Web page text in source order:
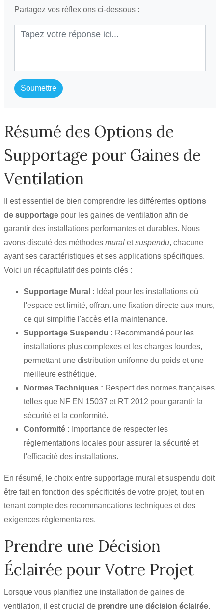
Partagez vos réflexions ci-dessous :
Soumettre
Résumé des Options de
Supportage pour Gaines de
Ventilation
Il est essentiel de bien comprendre les différentes options
de supportage pour les gaines de ventilation afin de
garantir des installations performantes et durables. Nous
avons discuté des méthodes mural etsuspendu, chacune
ayant ses caractéristiques et ses applications spécifiques.
Voici un récapitulatif des points clés :
Supportage Mural : Idéal pour les installations où
l'espace est limité, offrant une fixation directe aux murs,
ce qui simplifie l'accès et la maintenance.
Supportage Suspendu : Recommandé pour les
installations plus complexes et les charges lourdes,
permettant une distribution uniforme du poids et une
meilleure esthétique.
Normes Techniques : Respect des normes françaises
telles que NF EN 15037 et RT 2012 pour garantir la
sécurité et la conformité.
Conformité : Importance de respecter les
réglementations locales pour assurer la sécurité et
l'efficacité des installations.
En résumé, le choix entre supportage mural et suspendu doit
être fait en fonction des spécificités de votre projet, tout en
tenant compte des recommandations techniques et des
exigences réglementaires.
Prendre une Décision
Éclairée pour Votre Projet
Lorsque vous planifiez une installation de gaines de
ventilation, il est crucial de prendre une décision éclairée.